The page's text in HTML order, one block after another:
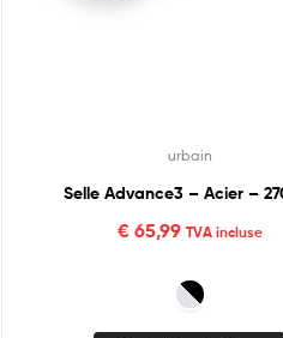
urbain
Selle Advance3 – Acier –
€65,99 TVA incluse